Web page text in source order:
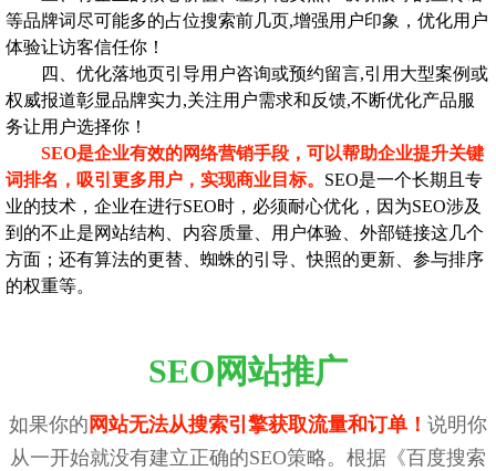
等品牌词尽可能多的占位搜索前几页,增强用户印象，优化用户
体验让访客信任你！
四、优化落地页引导用户咨询或预约留言,引用大型案例或
权威报道彰显品牌实力,关注用户需求和反馈,不断优化产品服
务让用户选择你！
SEO是企业有效的网络营销手段，可以帮助企业提升关键
词排名，吸引更多用户，实现商业目标。 SEO是一个长期且专
业的技术，企业在进行SEO时，必须耐心优化，因为SEO涉及
到的不止是网站结构、内容质量、用户体验、外部链接这几个
方面；还有算法的更替、蜘蛛的引导、快照的更新、参与排序
的权重等。
SEO网站推广
如果你的 网站无法从搜索引擎获取流量和订单！ 说明你
从一开始就没有建立正确的SEO策略。根据《百度搜索